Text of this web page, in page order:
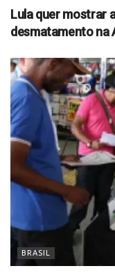
Lula quer mostrar
desmatamento na
BRASIL